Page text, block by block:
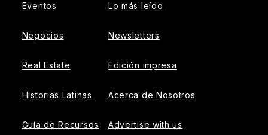
Eventos
Negocios
Real Estate
Historias Latinas
Guía de Recursos
Lo más leído
Newsletters
Edición impresa
Acerca de Nosotros
Advertise with us